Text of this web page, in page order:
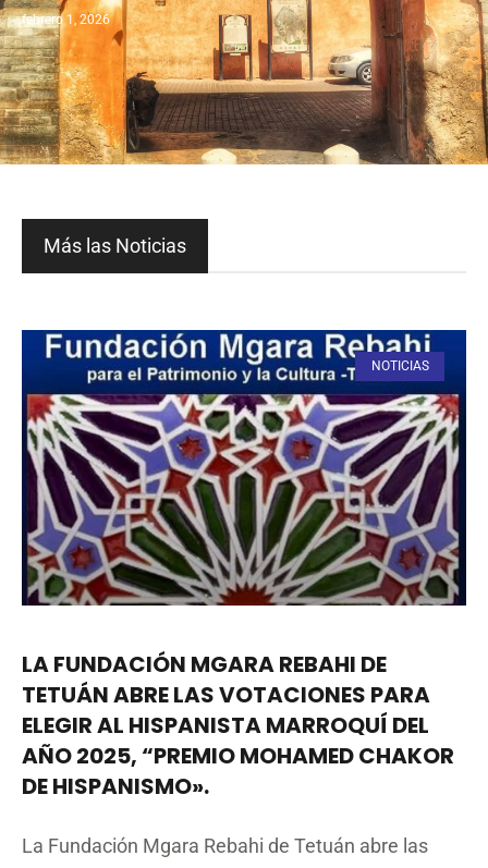
febrero 1, 2026
Más las Noticias
NOTICIAS
LA FUNDACIÓN MGARA REBAHI DE
TETUÁN ABRE LAS VOTACIONES PARA
ELEGIR AL HISPANISTA MARROQUÍ DEL
AÑO 2025, “PREMIO MOHAMED CHAKOR
DE HISPANISMO».
La Fundación Mgara Rebahi de Tetuán abre las